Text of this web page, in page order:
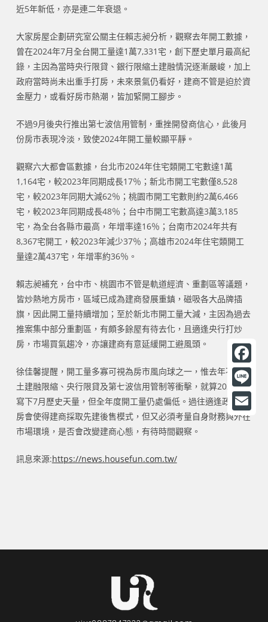
近5年新低，亦是連二年衰退。
大家房屋企劃研究室公關主任賴志昶分析，觀察去年開工數據，
曾在2024年7月全台開工量達1萬7,331宅，創下歷史單月最高紀
錄，主因為當時央行限貸、銀行限縮土建融情況逐漸嚴峻，加上
政府當時尚未出重手打房，未來景氣仍看好，建商不管是迫於資
金壓力，或看好房市熱潮，皆加緊開工腳步。
不過9月後央行推出第七波信用管制，重挫開發商信心，此後月
份房市表現冷淡，致使2024年開工量較顯平靜。
觀察六大都會區數據，台北市2024年住宅類開工宅數達1萬
1,164宅，較2023年同期成長17％；新北市開工宅數僅8,528
宅，較2023年同期大減62％；桃園市開工宅數則約2萬6,466
宅，較2023年同期成長48％；台中市開工宅數高達3萬3,185
宅，為全台各縣市最高，年增率達16％；台南市2024年共有
8,367宅開工，較2023年減少37％；高雄市2024年住宅類開工
量達2萬437宅，年增率約36％。
賴志昶補充，台中市、桃園市不管是軌道經濟、重劃區等議題，
皆炒熱地方房市，區域已成為建商發展重鎮，磁吸各大品牌插
旗，因此開工量持續增加；至於新北市開工量大減，主因為過去
推案集中部分重劃區，有頗多餘屋有待去化，且適逢央行打炒
房，市場買氣趨冷，亦讓建商有意延緩開工避風頭。
徐佳馨提醒，開工量多寡可視為房市風向球之一，惟去年不管是
土建融限縮、央行限貸及第七波信用管制等衝擊，就算2024年
寫下7月歷史天量，但全年度開工量仍處偏低。過往適逢政府打
房會使得建商採取先建後售模式，但又必須考量自身財務與外在
市場環境，是否會改變建商心態，有待時間觀察。
訊息來源:https://news.housefun.com.tw/
F
a
c
L
iE